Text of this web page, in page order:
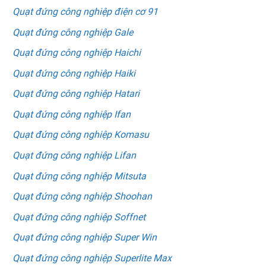
Quạt đứng công nghiệp điện cơ 91
Quạt đứng công nghiệp Gale
Quạt đứng công nghiệp Haichi
Quạt đứng công nghiệp Haiki
Quạt đứng công nghiệp Hatari
Quạt đứng công nghiệp Ifan
Quạt đứng công nghiệp Komasu
Quạt đứng công nghiệp Lifan
Quạt đứng công nghiệp Mitsuta
Quạt đứng công nghiệp Shoohan
Quạt đứng công nghiệp Soffnet
Quạt đứng công nghiệp Super Win
Quạt đứng công nghiệp Superlite Max